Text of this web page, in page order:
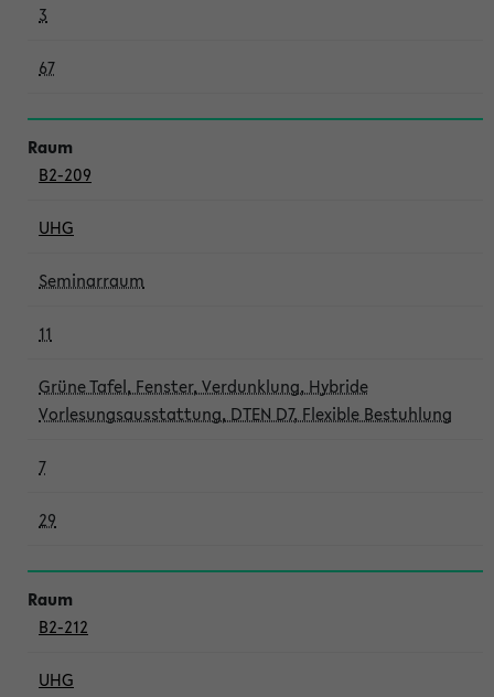
3
67
B2-209
UHG
Seminarraum
11
Grüne Tafel, Fenster, Verdunklung, Hybride
Vorlesungsausstattung, DTEN D7, Flexible Bestuhlung
7
29
B2-212
UHG